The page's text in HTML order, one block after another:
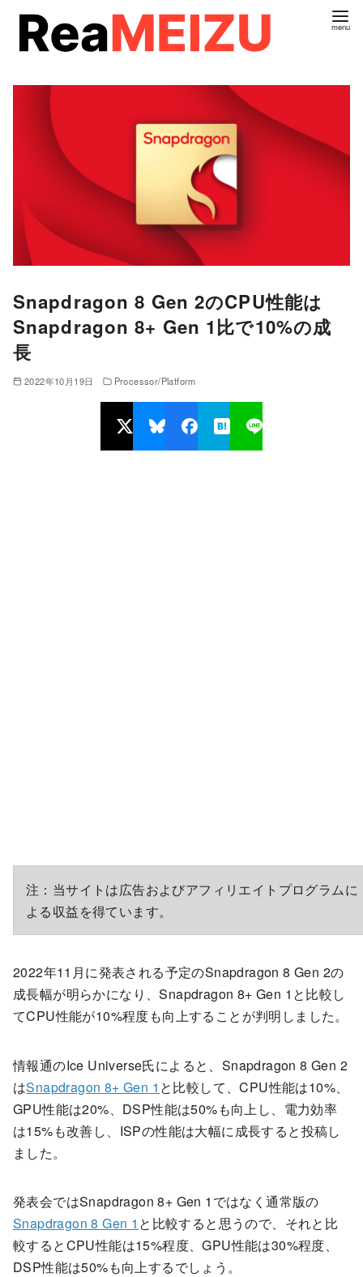
Snapdragon 8 Gen 2のCPU性能は
Snapdragon 8+ Gen 1比で10%の成
長
2022年10月19日 Processor/Platform
注：当サイトは広告およびアフィリエイトプログラムに
よる収益を得ています。
2022年11月に発表される予定のSnapdragon 8 Gen 2の
成長幅が明らかになり、Snapdragon 8+ Gen 1と比較し
てCPU性能が10%程度も向上することが判明しました。
情報通のIce Universe氏によると、Snapdragon 8 Gen 2
はSnapdragon 8+ Gen 1 と比較して、CPU性能は10%、
GPU性能は20%、DSP性能は50%も向上し、電力効率
は15%も改善し、ISPの性能は大幅に成長すると投稿し
ました。
発表会ではSnapdragon 8+ Gen 1ではなく通常版の
Snapdragon 8 Gen 1 と比較すると思うので、それと比
較するとCPU性能は15%程度、GPU性能は30%程度、
DSP性能は50%も向上するでしょう。